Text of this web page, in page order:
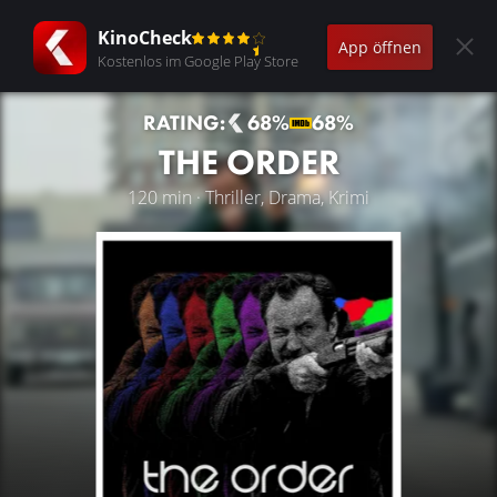
KinoCheck
Kostenlos im Google Play Store
App öffnen
RATING: 68% 68%
THE ORDER
120 min · Thriller, Drama, Krimi